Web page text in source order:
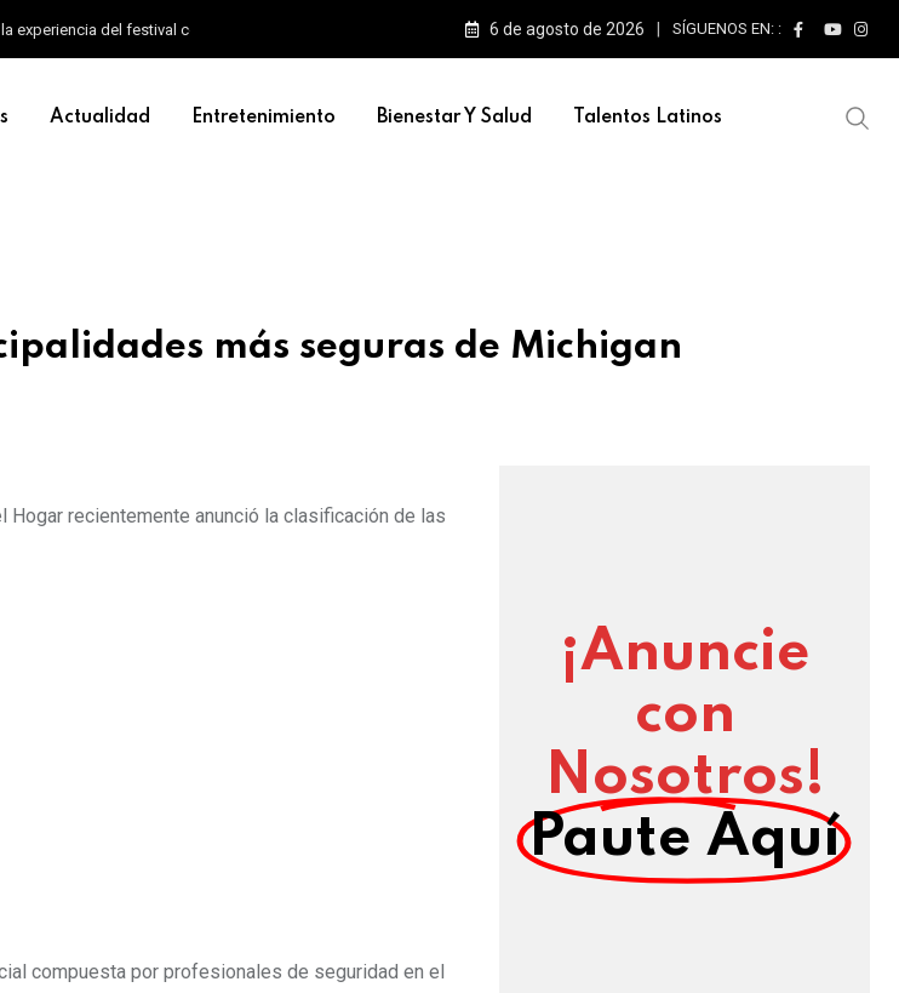
experiencia del festival con un nuevo formato de escenarios 6 de agosto de 2026 SÍGUENOS EN: :
Actualidad Entretenimiento Bienestar Y Salud Talentos Latinos
más seguras de Michigan
Hogar recientemente anunció la clasificación de las
compuesta por profesionales de seguridad en el
¡Anuncie
con
Nosotros!
Paute Aquí